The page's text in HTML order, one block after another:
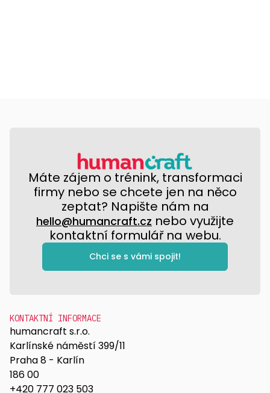
Máte zájem o trénink, transformaci
firmy nebo se chcete jen na něco
zeptat? Napište nám na
hello@humancraft.cz nebo využijte
kontaktní formulář na webu.
Chci se s vámi spojit!
KONTAKTNÍ INFORMACE
humancraft s.r.o.
Karlínské náměstí 399/11
Praha 8 - Karlín
186 00
+420 777 023 503